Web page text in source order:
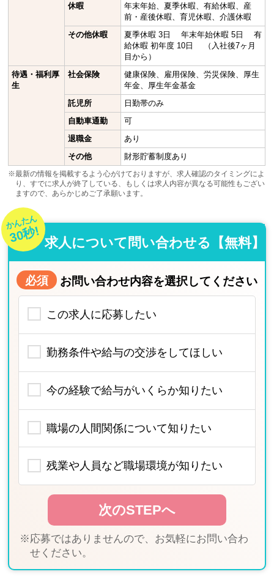
休暇
年末年始、夏季休暇、有給休暇、産
前・産後休暇、育児休暇、介護休暇
その他休暇
夏季休暇 3日 年末年始休暇 5日 有
給休暇 初年度 10日 （入社後7ヶ月
目から）
待遇・福利厚
生
社会保険
健康保険、雇用保険、労災保険、厚生
年金、厚生年金基金
託児所
日勤帯のみ
自動車通勤
可
退職金
あり
その他
財形貯蓄制度あり
※最新の情報を掲載するよう心がけておりますが、求人確認のタイミングによ
り、すでに求人が終了している、もしくは求人内容が異なる可能性もござい
ますので、あらかじめご了承願います。
かんたん
30秒! 求人について問い合わせる【無料】
必須 お問い合わせ内容を選択してください
この求人に応募したい
勤務条件や給与の交渉をしてほしい
今の経験で給与がいくらか知りたい
職場の人間関係について知りたい
残業や人員など職場環境が知りたい
※応募ではありませんので、お気軽にお問い合わ
せください。